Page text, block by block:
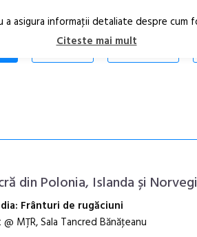
din Polonia, Islanda și
Frânturi de rugăciuni
MȚR, Sala Tancred Bănăţeanu
asigura informaţii detaliate despre
Citeste mai mult